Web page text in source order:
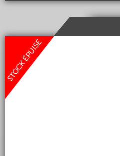
STOCK ÉPUISÉ